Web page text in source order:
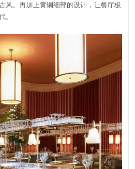
风。再加上黄铜细部的设计，让餐厅极
。